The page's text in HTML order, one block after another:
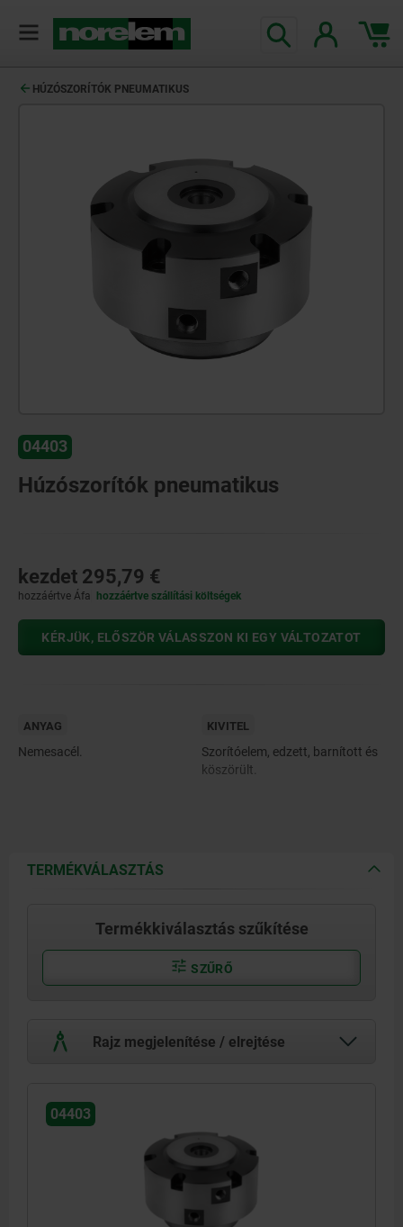
HÚZÓSZORÍTÓK PNEUMATIKUS
04403
Húzószorítók pneumatikus
kezdet 295,79 €
hozzáértve Áfa hozzáértve szállítási költségek
KÉRJÜK, ELŐSZÖR VÁLASSZON KI EGY VÁLTOZATOT
ANYAG
Nemesacél.
KIVITEL
Szorítóelem, edzett, barnított és
köszörült.
TERMÉKVÁLASZTÁS
Termékkiválasztás szűkítése
SZŰRŐ
Rajz megjelenítése / elrejtése
04403